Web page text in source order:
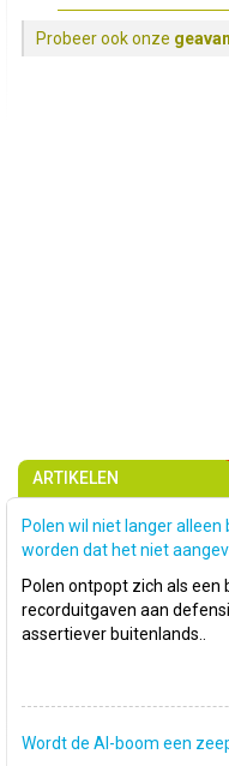
Probeer ook onze
ARTIKELEN
Polen wil niet langer
worden dat het niet
Polen ontpopt zich als een
recorduitgaven aan
assertiever buitenlands..
Wordt de AI-boom een